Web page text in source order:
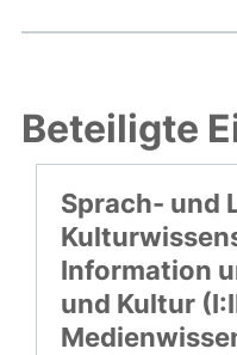
Beteiligte
Sprach- und
Information
und Kultur